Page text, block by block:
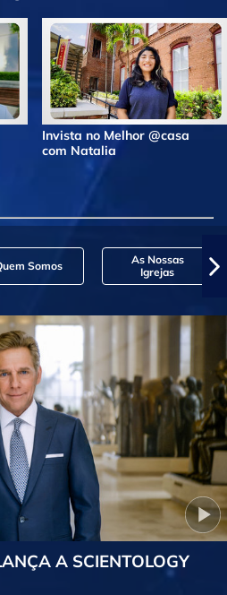
Invista no Melhor @casa
com Natalia
Somos
As Nossas
Igrejas
A SCIENTOLOGY